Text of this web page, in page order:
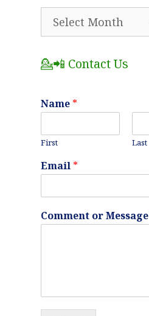
💁📲 Contact Us
Name *
First Last
Email *
Comment or Message